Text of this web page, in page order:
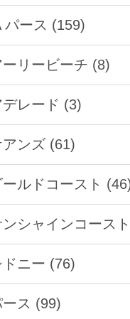
パース (159)
リービーチ (8)
レード (3)
ンズ (61)
ルドコースト
シャインコース
ニー (76)
ス (99)